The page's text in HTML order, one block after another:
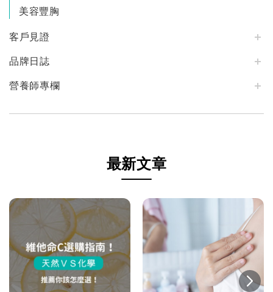
美容豐胸
客戶見證
品牌日誌
營養師專欄
最新文章